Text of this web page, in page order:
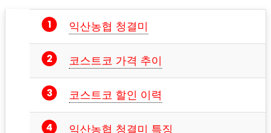
익산농협 청결미
코스트코 가격 추이
코스트코 할인 이력
익산농협 청결미 특징